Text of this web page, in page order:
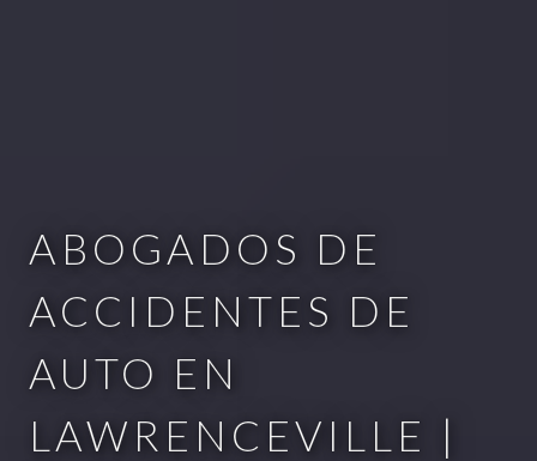
ABOGADOS DE
ACCIDENTES DE
AUTO EN
LAWRENCEVILLE |